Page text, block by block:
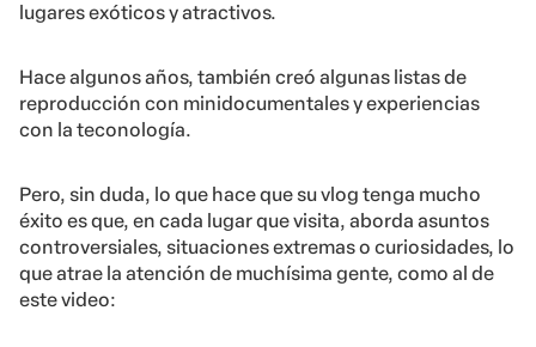
lugares exóticos y atractivos.
Hace algunos años, también creó algunas listas de
reproducción con minidocumentales y experiencias
con la teconología.
Pero, sin duda, lo que hace que su vlog tenga mucho
éxito es que, en cada lugar que visita, aborda asuntos
controversiales, situaciones extremas o curiosidades, lo
que atrae la atención de muchísima gente, como al de
este video: